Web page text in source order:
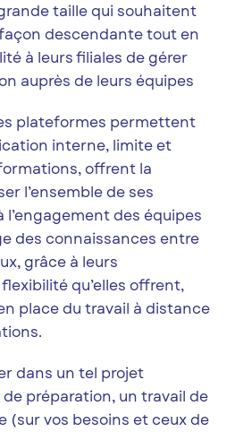
taille qui souhaitent
descendante tout en
à leurs filiales de gérer
auprès de leurs équipes
plateformes permettent
interne, limite et
offrent la
l’ensemble de ses
l’engagement des équipes
des connaissances entre
grâce à leurs
qu’elles offrent,
place du travail à distance
dans un tel projet
préparation, un travail de
(sur vos besoins et ceux de